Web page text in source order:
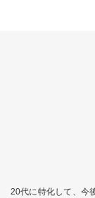
20代に特化して、今